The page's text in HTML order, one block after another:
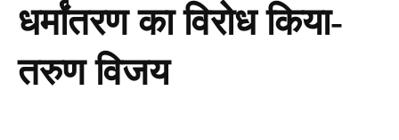
धर्मांतरण का विरोध किया-
तरुण विजय